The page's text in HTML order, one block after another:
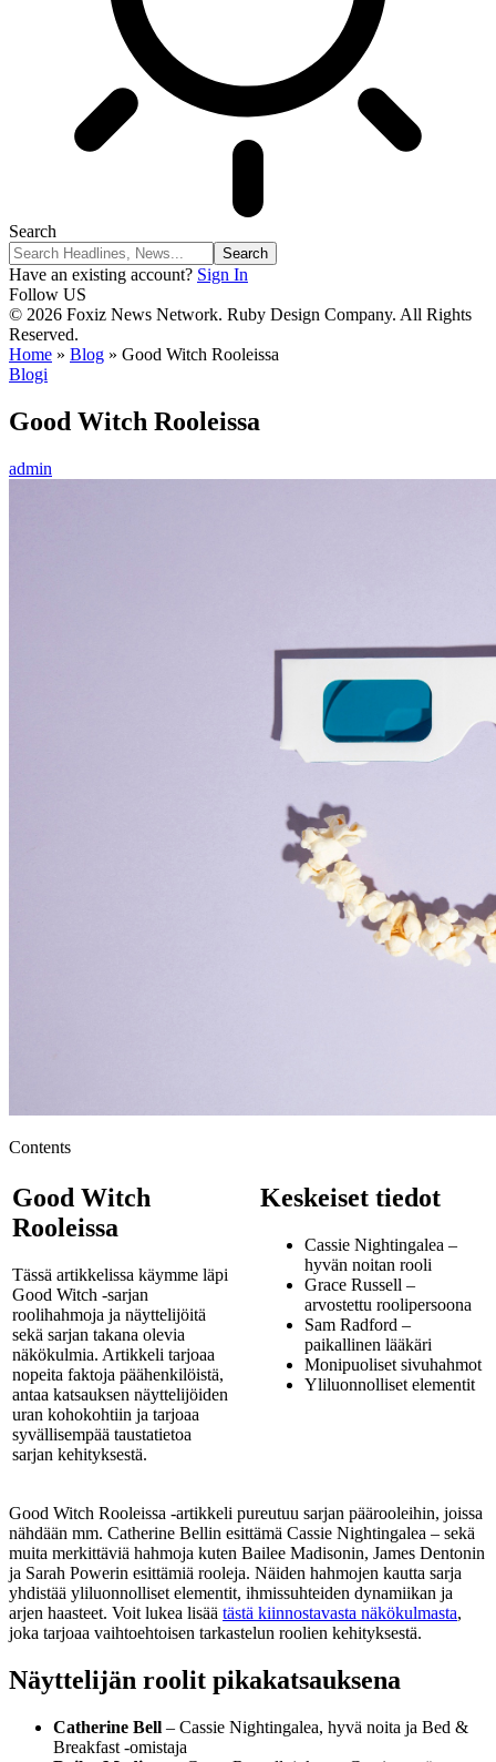
Search
Have an existing account? Sign In
Follow US
© 2026 Foxiz News Network. Ruby Design Company. All Rights
Reserved.
Home » Blog » Good Witch Rooleissa
Blogi
Good Witch Rooleissa
admin
Contents
Good Witch
Rooleissa
Tässä artikkelissa käymme läpi
Good Witch -sarjan
roolihahmoja ja näyttelijöitä
sekä sarjan takana olevia
näkökulmia. Artikkeli tarjoaa
nopeita faktoja päähenkilöistä,
antaa katsauksen näyttelijöiden
uran kohokohtiin ja tarjoaa
syvällisempää taustatietoa
sarjan kehityksestä.
Keskeiset tiedot
Cassie Nightingalea –
hyvän noitan rooli
Grace Russell –
arvostettu roolipersoona
Sam Radford –
paikallinen lääkäri
Monipuoliset sivuhahmot
Yliluonnolliset elementit
Good Witch Rooleissa -artikkeli pureutuu sarjan päärooleihin, joissa
nähdään mm. Catherine Bellin esittämä Cassie Nightingalea – sekä
muita merkittäviä hahmoja kuten Bailee Madisonin, James Dentonin
ja Sarah Powerin esittämiä rooleja. Näiden hahmojen kautta sarja
yhdistää yliluonnolliset elementit, ihmissuhteiden dynamiikan ja
arjen haasteet. Voit lukea lisää tästä kiinnostavasta näkökulmasta,
joka tarjoaa vaihtoehtoisen tarkastelun roolien kehityksestä.
Näyttelijän roolit pikakatsauksena
Catherine Bell – Cassie Nightingalea, hyvä noita ja Bed &
Breakfast -omistaja